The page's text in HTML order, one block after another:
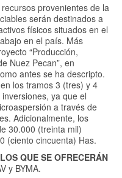
recursos provenientes de la
serán destinados a
físicos situados en el
en el país. Más
“Producción,
Nuez Pecan”, en
antes se ha descripto.
los tramos 3 (tres) y 4
ya que el
a través de
Adicionalmente, los
30.000 (treinta mil)
(ciento cincuenta) Has.
QUE SE OFRECERÁN
y BYMA.